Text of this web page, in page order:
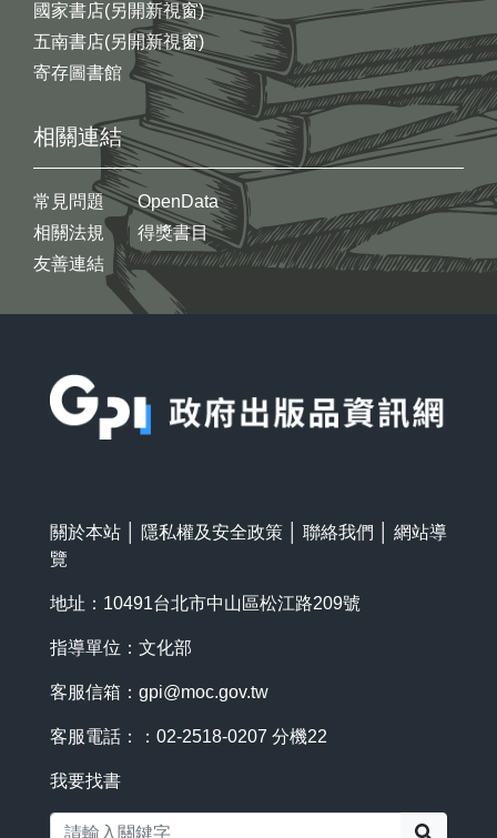
國家書店(另開新視窗)
五南書店(另開新視窗)
寄存圖書館
相關連結
常見問題
相關法規
友善連結
OpenData
得獎書目
關於本站 隱私權及安全政策 聯絡我們
網站導
覽
地址：10491台北市中山區松江路209號
指導單位：文化部
客服信箱： gpi@moc.gov.tw
客服電話：：02-2518-0207 分機22
我要找書